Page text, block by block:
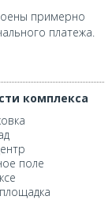
примерно
платежа.
комплекса
поле